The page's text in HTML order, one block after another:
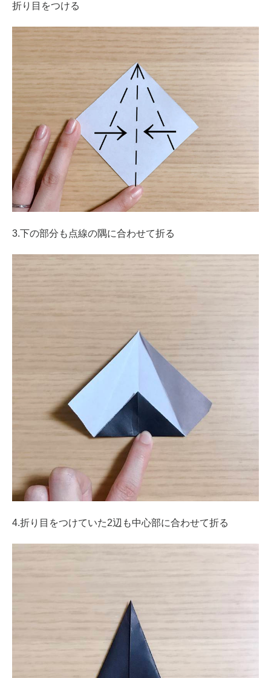
折り目をつける
3.下の部分も点線の隅に合わせて折る
4.折り目をつけていた2辺も中心部に合わせて折る